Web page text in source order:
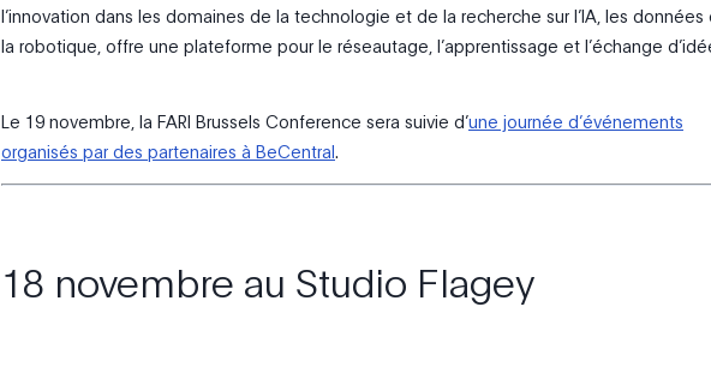
l’innovation dans les domaines de la technologie et de la recherche sur l’IA, les données
la robotique, offre une plateforme pour le réseautage, l’apprentissage et l’échange
Le 19 novembre, la FARI Brussels Conference sera suivie d’une journée d’événements
organisés par des partenaires à BeCentral.
18 novembre au Studio Flagey